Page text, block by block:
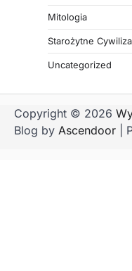
Mitologia
Starożytne
Uncategorized
Copyright © 2026
Blog by Ascendoor |